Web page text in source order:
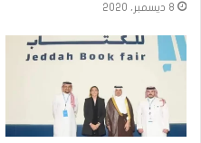
8 ديسمبر، 2020